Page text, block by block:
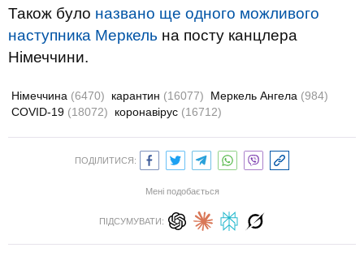
Також було названо ще одного можливого
наступника Меркель на посту канцлера
Німеччини.
Німеччина (6470) карантин (16077) Меркель Ангела (984)
COVID-19 (18072) коронавірус (16712)
ПОДІЛИТИСЯ:
Мені подобається
ПІДСУМУВАТИ: